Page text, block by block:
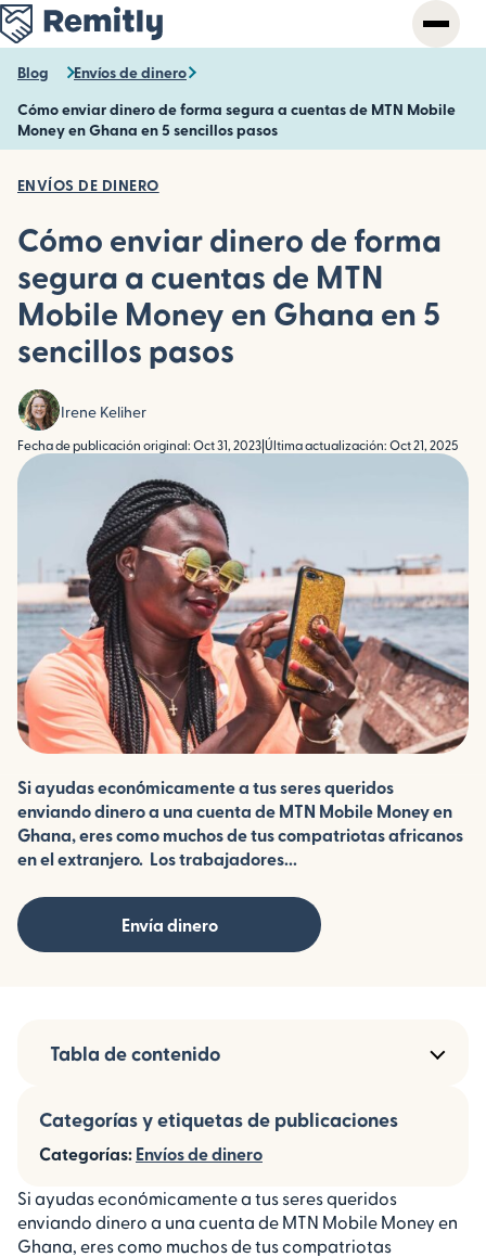
Skip
to
content
Blog Envíos de dinero
Cómo enviar dinero de forma segura a cuentas de MTN Mobile
Money en Ghana en 5 sencillos pasos
ENVÍOS DE DINERO
Cómo enviar dinero de forma
segura a cuentas de MTN
Mobile Money en Ghana en 5
sencillos pasos
Irene Keliher
Fecha de publicación original: Oct 31, 2023 Última actualización: Oct 21, 2025
Si ayudas económicamente a tus seres queridos
enviando dinero a una cuenta de MTN Mobile Money en
Ghana, eres como muchos de tus compatriotas africanos
en el extranjero. Los trabajadores...
Envía dinero
Si ayudas económicamente a tus seres queridos
enviando dinero a una cuenta de MTN Mobile Money en
Ghana, eres como muchos de tus compatriotas
Tabla de contenido
Categorías y etiquetas de publicaciones
Categorías: Envíos de dinero